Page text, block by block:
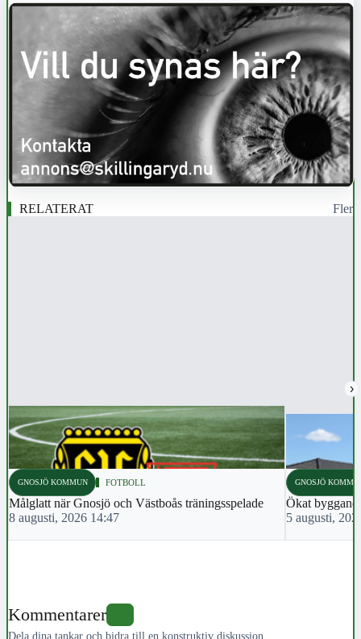
RELATERAT Fler
›
GNOSJÖ KOMMUN FOTBOLL
Målglatt när Gnosjö och Västboås träningsspelade
8 augusti, 2026 14:47
GNOSJÖ
Ökat
5 augusti,
Kommentarer
Dela dina tankar och bidra till en konstruktiv diskussion.